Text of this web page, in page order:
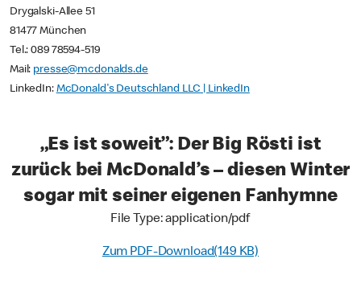
Drygalski-Allee 51
81477 München
Tel.: 089 78594-519
Mail: presse@mcdonalds.de
LinkedIn: McDonald's Deutschland LLC | LinkedIn
„Es ist soweit”: Der Big Rösti ist
zurück bei McDonald’s – diesen Winter
sogar mit seiner eigenen Fanhymne
File Type: application/pdf
Zum PDF-Download(149 KB)